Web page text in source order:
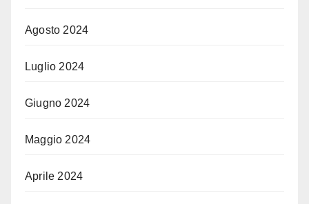
Agosto 2024
Luglio 2024
Giugno 2024
Maggio 2024
Aprile 2024